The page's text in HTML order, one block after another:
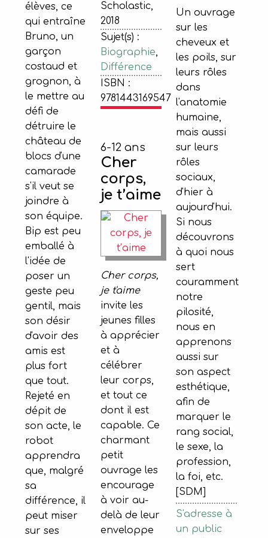
Scholastic,
2018
Sujet(s) :
Biographie,
Différence
ISBN :
9781443169547
élèves, ce
qui entraîne
Bruno, un
garçon
costaud et
grognon, à
le mettre au
défi de
détruire le
château de
blocs d'une
camarade
s'il veut se
joindre à
son équipe.
Bip est peu
emballé à
l'idée de
poser un
geste peu
gentil, mais
son désir
d'avoir des
amis est
plus fort
que tout.
Rejeté en
dépit de
son acte, le
robot
apprendra
que, malgré
sa
différence, il
peut miser
sur ses
6-12 ans
Cher
corps,
je t’aime
Cher corps,
je t'aime
invite les
jeunes filles
à apprécier
et à
célébrer
leur corps,
et tout ce
dont il est
capable. Ce
charmant
petit
ouvrage les
encourage
à voir au-
delà de leur
enveloppe
Un ouvrage
sur les
cheveux et
les poils, sur
leurs rôles
dans
l'anatomie
humaine,
mais aussi
sur leurs
rôles
sociaux,
d'hier à
aujourd'hui.
Si nous
découvrons
à quoi nous
sert
couramment
notre
pilosité,
nous en
apprenons
aussi sur
son aspect
esthétique,
afin de
marquer le
rang social,
le sexe, la
profession,
la foi, etc.
[SDM]
S'adresse à
un public